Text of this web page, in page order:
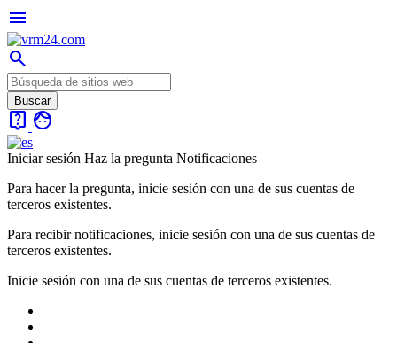
menu
search
live_help face
Iniciar sesión Haz la pregunta Notificaciones
Para hacer la pregunta, inicie sesión con una de sus cuentas de
terceros existentes.
Para recibir notificaciones, inicie sesión con una de sus cuentas de
terceros existentes.
Inicie sesión con una de sus cuentas de terceros existentes.